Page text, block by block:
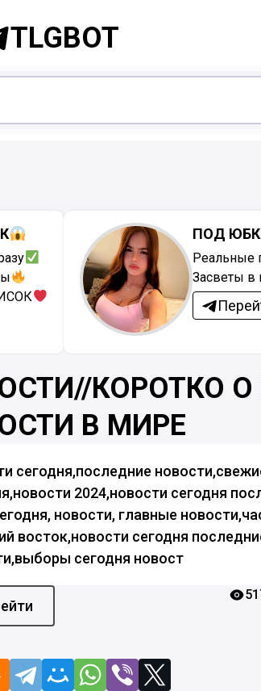
TLGBOT
ПОД
Реальные
Засветы в
КОРОТКО
В МИРЕ
сегодня,последние
2024,новости сегодня
новости, главные
восток,новости сегодня
сегодня новост